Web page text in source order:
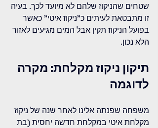
שטחים שהניקוז שלהם לא מיועד לכך. בעיה
זו מתבטאת לעיתים כ"ניקוז איטי" כאשר
בפועל הניקוז תקין אבל המים מגיעים לאזור
הלא נכון.
תיקון ניקוז מקלחת: מקרה
לדוגמה
משפחה שפנתה אלינו לאחר שנה של ניקוז
מקלחת איטי במקלחת חדשה יחסית (בת